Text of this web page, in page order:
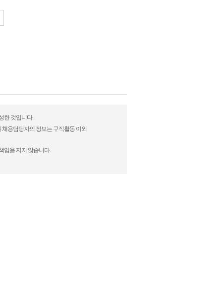
한 것입니다.
용담당자의 정보는 구직활동 이외
임을 지지 않습니다.